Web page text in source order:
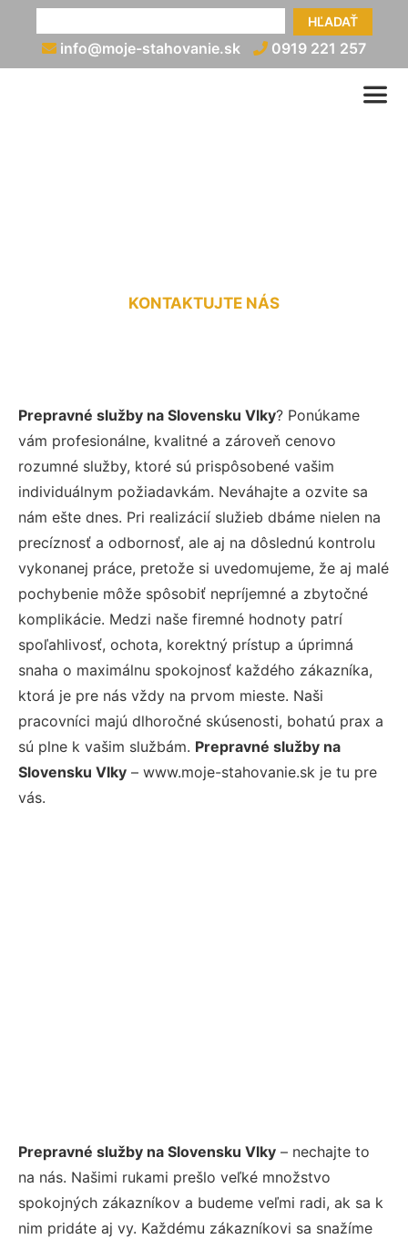
HĽADAŤ
info@moje-stahovanie.sk 0919 221 257
KONTAKTUJTE NÁS
Prepravné služby na Slovensku Vlky? Ponúkame
vám profesionálne, kvalitné a zároveň cenovo
rozumné služby, ktoré sú prispôsobené vašim
individuálnym požiadavkám. Neváhajte a ozvite sa
nám ešte dnes. Pri realizácií služieb dbáme nielen na
precíznosť a odbornosť, ale aj na dôslednú kontrolu
vykonanej práce, pretože si uvedomujeme, že aj malé
pochybenie môže spôsobiť nepríjemné a zbytočné
komplikácie. Medzi naše firemné hodnoty patrí
spoľahlivosť, ochota, korektný prístup a úprimná
snaha o maximálnu spokojnosť každého zákazníka,
ktorá je pre nás vždy na prvom mieste. Naši
pracovníci majú dlhoročné skúsenosti, bohatú prax a
sú plne k vašim službám. Prepravné služby na
Slovensku Vlky – www.moje-stahovanie.sk je tu pre
vás.
Prepravné služby na Slovensku Vlky – nechajte to
na nás. Našimi rukami prešlo veľké množstvo
spokojných zákazníkov a budeme veľmi radi, ak sa k
nim pridáte aj vy. Každému zákazníkovi sa snažíme